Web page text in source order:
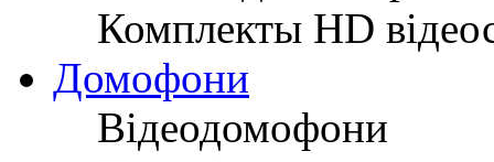
Комплекты HD
Домофони
Відеодомофони